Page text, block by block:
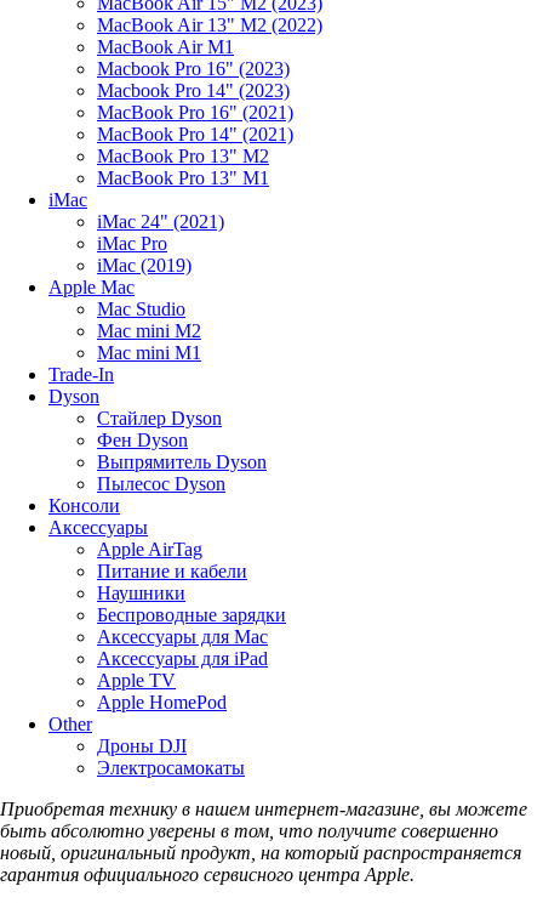
MacBook Air 13" M2 (2022)
MacBook Air M1
Macbook Pro 16" (2023)
Macbook Pro 14" (2023)
MacBook Pro 16" (2021)
MacBook Pro 14" (2021)
MacBook Pro 13" M2
MacBook Pro 13" M1
iMac
iMac 24" (2021)
iMac Pro
iMac (2019)
Apple Mac
Mac Studio
Mac mini M2
Mac mini M1
Trade-In
Dyson
Стайлер Dyson
Фен Dyson
Выпрямитель Dyson
Пылесос Dyson
Консоли
Аксессуары
Apple AirTag
Питание и кабели
Наушники
Беспроводные зарядки
Аксессуары для Mac
Аксессуары для iPad
Apple TV
Apple HomePod
Other
Дроны DJI
Электросамокаты
Приобретая технику в нашем интернет-магазине, вы можете
быть абсолютно уверены в том, что получите совершенно
новый, оригинальный продукт, на который распространяется
гарантия официального сервисного центра Apple.